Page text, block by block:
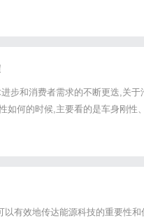
规格的智能设备。专业的技术人
供各种车轿装配线。车桥...
步和消费者需求的不断更迭,关于
何的时候,主要看的是车身刚性、
大指标。而今时今日,在智能网联
仅包括此前多次...
有效地传达能源科技的重要性和